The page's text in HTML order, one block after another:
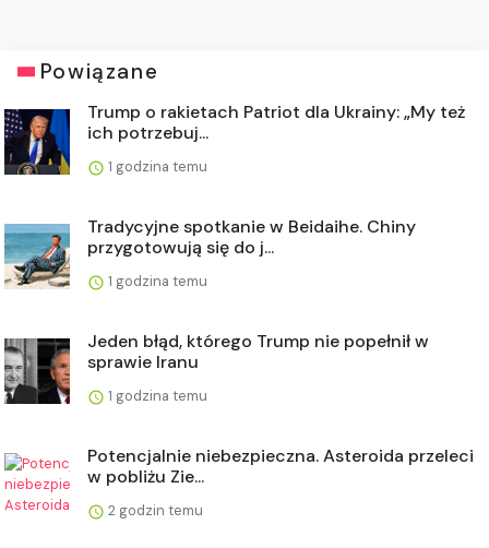
Powiązane
Trump o rakietach Patriot dla Ukrainy: „My też
ich potrzebuj...
1 godzina temu
Tradycyjne spotkanie w Beidaihe. Chiny
przygotowują się do j...
1 godzina temu
Jeden błąd, którego Trump nie popełnił w
sprawie Iranu
1 godzina temu
Potencjalnie niebezpieczna. Asteroida przeleci
w pobliżu Zie...
2 godzin temu